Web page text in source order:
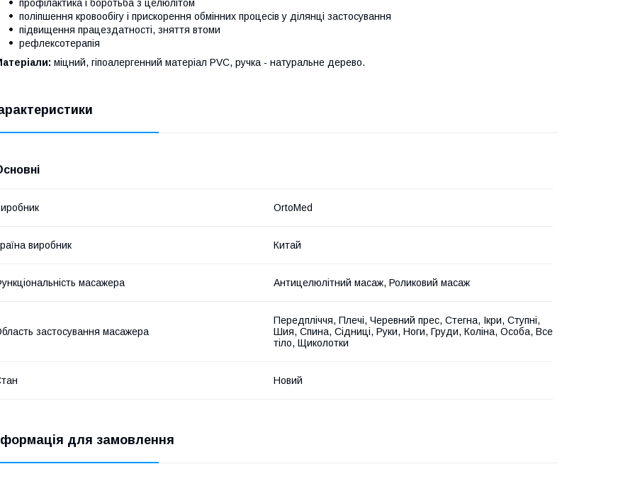
профілактика і боротьба з целюлітом
поліпшення кровообігу і прискорення обмінних процесів у ділянці застосування
підвищення працездатності, зняття втоми
рефлексотерапія
міцний, гіпоалергенний матеріал PVC, ручка - натуральне дерево.
OrtoMed
виробник Китай
масажера Антицелюлітний масаж, Роликовий масаж
застосування масажера
Передпліччя, Плечі, Черевний прес, Стегна, Ікри, Ступні,
Шия, Спина, Сідниці, Руки, Ноги, Груди, Коліна, Особа, Все
тіло, Щиколотки
Новий
для замовлення